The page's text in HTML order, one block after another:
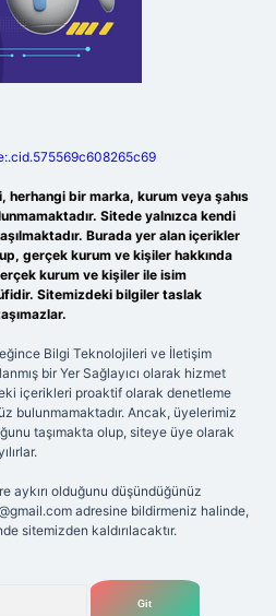
herhangi bir marka, kurum veya şahıs
Sitede yalnızca kendi
Burada yer alan içerikler
gerçek kurum ve kişiler hakkında
kurum ve kişiler ile isim
Sitemizdeki bilgiler taslak
Bilgi Teknolojileri ve İletişim
bir Yer Sağlayıcı olarak hizmet
içerikleri proaktif olarak denetleme
bulunmamaktadır. Ancak, üyelerimiz
taşımakta olup, siteye üye olarak
aykırı olduğunu düşündüğünüz
adresine bildirmeniz halinde,
sitemizden kaldırılacaktır.